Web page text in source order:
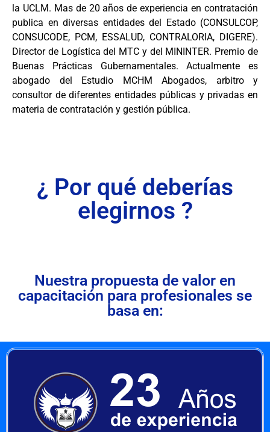
la UCLM. Mas de 20 años de experiencia en contratación
publica en diversas entidades del Estado (CONSULCOP,
CONSUCODE, PCM, ESSALUD, CONTRALORIA, DIGERE).
Director de Logística del MTC y del MININTER. Premio de
Buenas Prácticas Gubernamentales. Actualmente es
abogado del Estudio MCHM Abogados, arbitro y
consultor de diferentes entidades públicas y privadas en
materia de contratación y gestión pública.
¿ Por qué deberías
elegirnos ?
Nuestra propuesta de valor en
capacitación para profesionales se
basa en: